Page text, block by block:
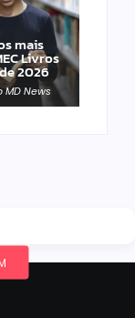
mais
Livros
2026
MD News